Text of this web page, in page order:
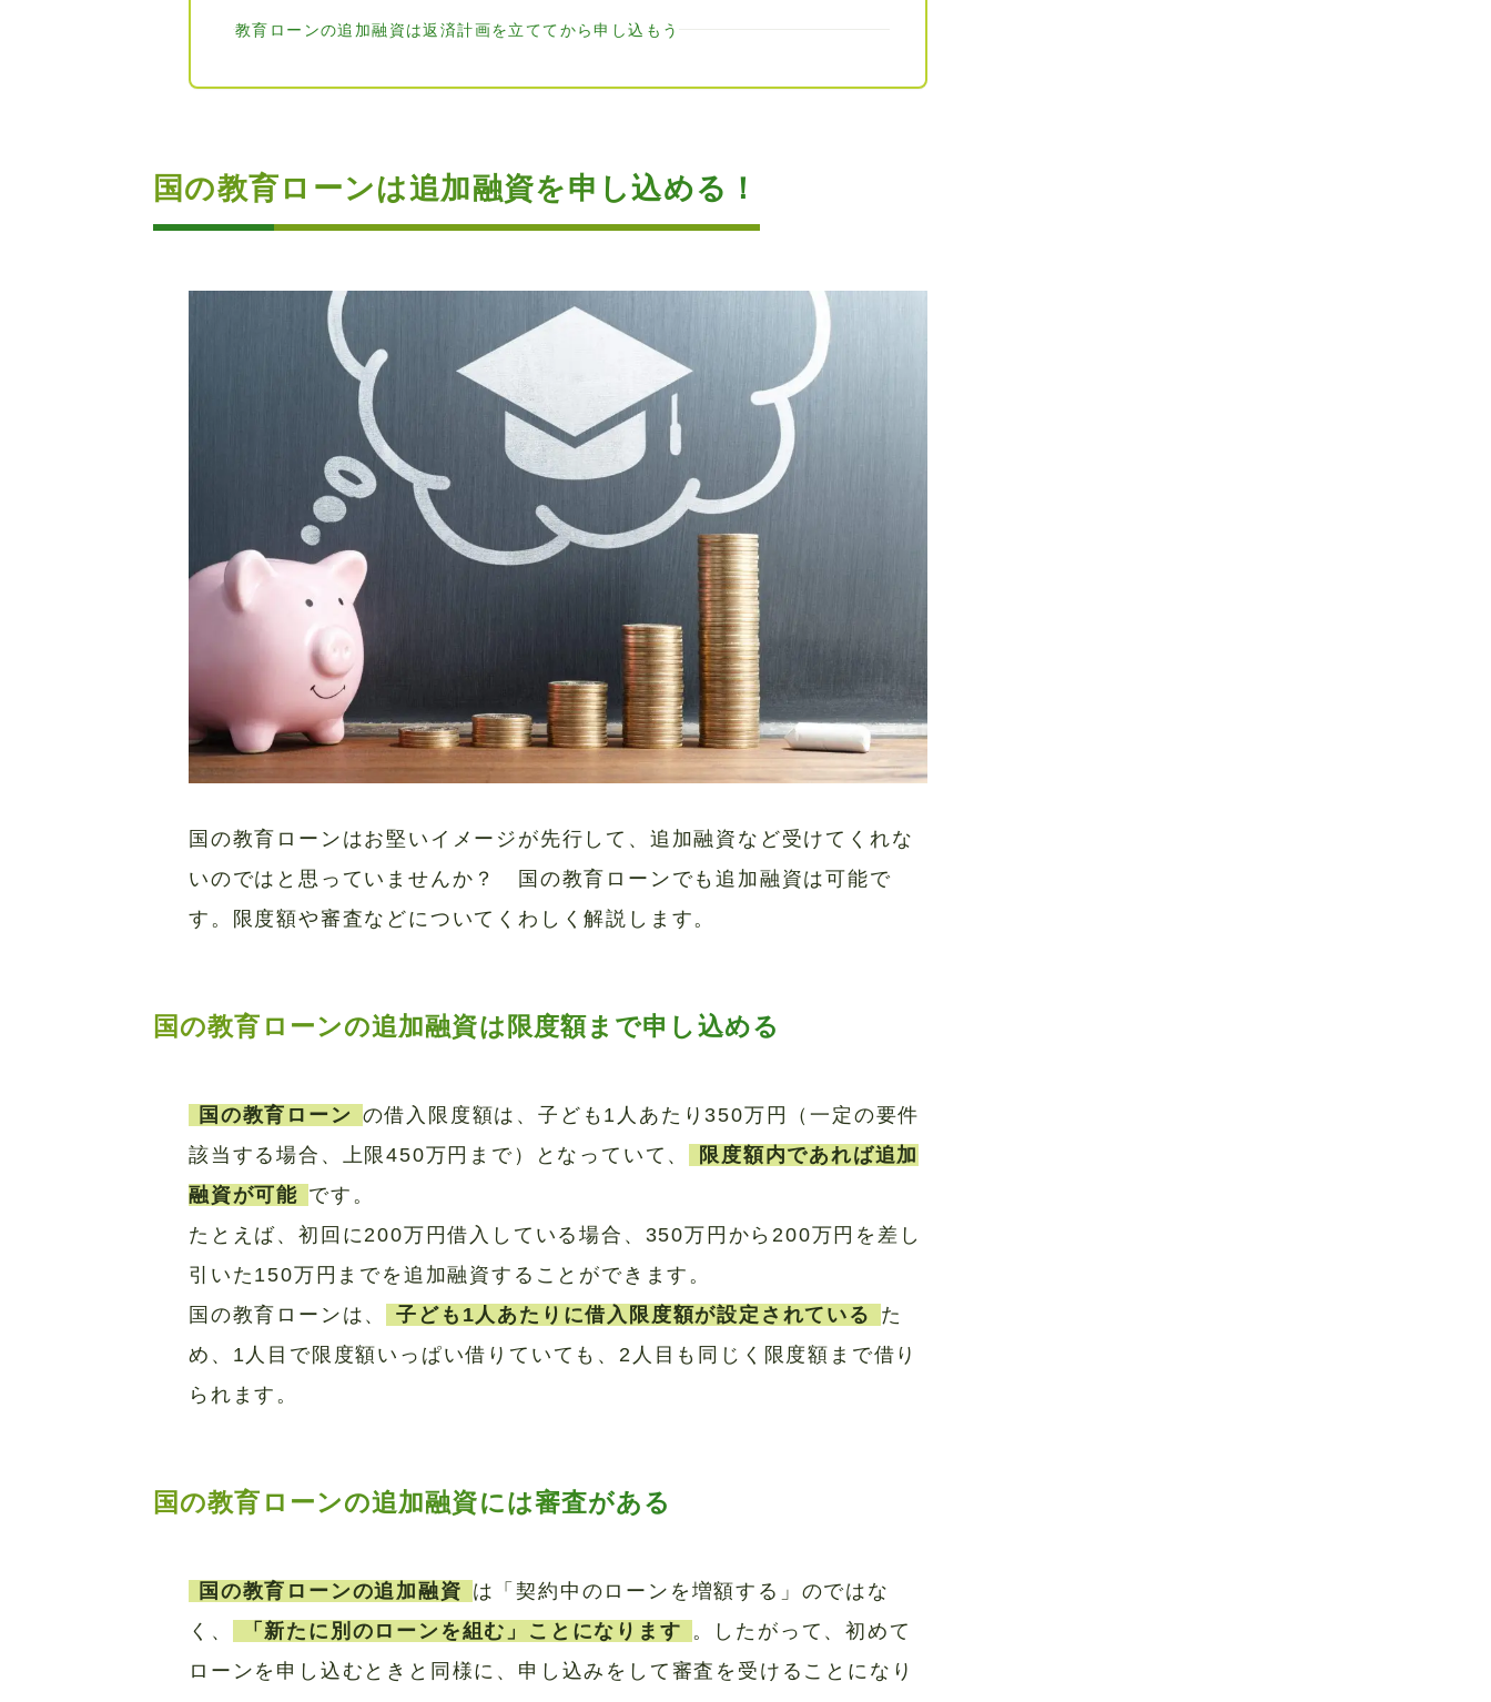
教育ローンの追加融資は返済計画を立ててから申し込もう
国の教育ローンは追加融資を申し込める！
国の教育ローンはお堅いイメージが先行して、追加融資など受けてくれな
いのではと思っていませんか？ 国の教育ローンでも追加融資は可能で
す。限度額や審査などについてくわしく解説します。
国の教育ローンの追加融資は限度額まで申し込める
国の教育ローン の借入限度額は、子ども1人あたり350万円（一定の要件
該当する場合、上限450万円まで）となっていて、
限度額内であれば追加
融資が可能 です。
たとえば、初回に200万円借入している場合、350万円から200万円を差し
引いた150万円までを追加融資することができます。
国の教育ローンは、
子ども1人あたりに借入限度額が設定されている
た
め、1人目で限度額いっぱい借りていても、2人目も同じく限度額まで借り
られます。
国の教育ローンの追加融資には審査がある
国の教育ローンの追加融資 は「契約中のローンを増額する」のではな
く、
「新たに別のローンを組む」ことになります 。したがって、初めて
ローンを申し込むときと同様に、申し込みをして審査を受けることになり